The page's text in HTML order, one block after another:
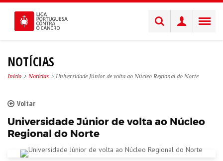
NOTÍCIAS
Início Notícias Universidade Júnior de volta ao Núcleo Regional do Norte
Voltar
Universidade Júnior de volta ao Núcleo
Regional do Norte